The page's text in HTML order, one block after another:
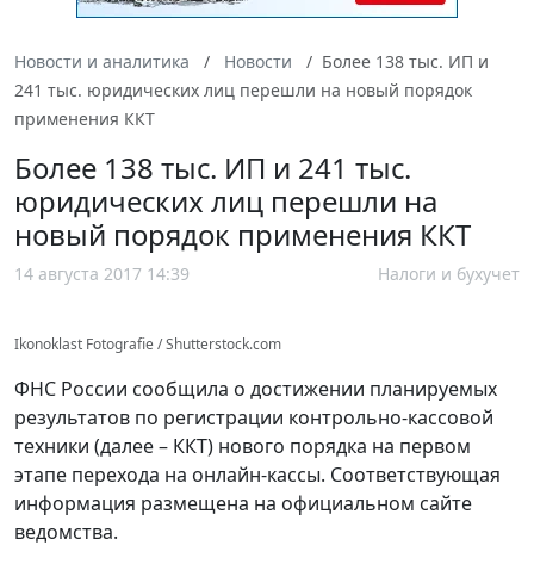
Новости и аналитика Новости
Более 138 тыс. ИП и
241 тыс. юридических лиц перешли на новый порядок
применения ККТ
Более 138 тыс. ИП и 241 тыс.
юридических лиц перешли на
новый порядок применения ККТ
14 августа 2017 14:39 Налоги и бухучет
Ikonoklast Fotografie / Shutterstock.com
ФНС России сообщила о достижении планируемых
результатов по регистрации контрольно-кассовой
техники (далее – ККТ) нового порядка на первом
этапе перехода на онлайн-кассы. Соответствующая
информация размещена на официальном сайте
ведомства.